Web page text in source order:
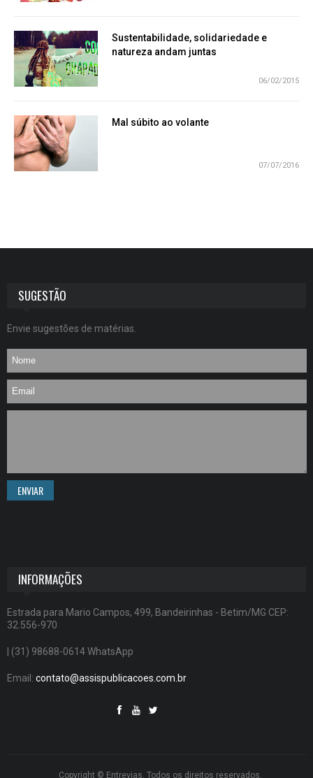
Sustentabilidade, solidariedade e
natureza andam juntas
06/02/2015
Mal súbito ao volante
07/07/2016
SUGESTÃO
Envie sugestões de matérias.
ENVIAR
INFORMAÇÕES
Estrada para Mario Campos, 499, Bandeirinhas - Betim/MG CEP:
32.556-970
| (31) 98688-0614 WhatsApp
Email: contato@assispublicacoes.com.br
Copyright © Entrevias, Todos os direitos reservados.